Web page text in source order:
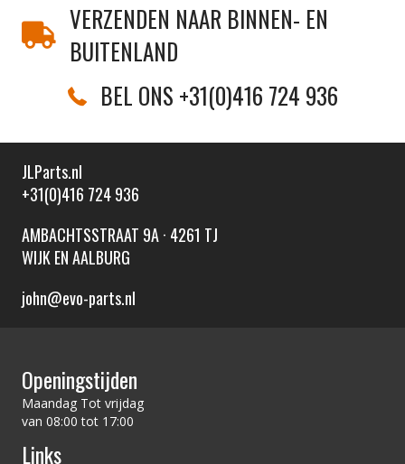
VERZENDEN NAAR BINNEN- EN
BUITENLAND
BEL ONS +31(0)416 724 936
JLParts.nl
+31(0)416 724 936
AMBACHTSSTRAAT 9A · 4261 TJ
WIJK EN AALBURG
john@evo-parts.nl
Openingstijden
Maandag Tot vrijdag
van 08:00 tot 17:00
Links